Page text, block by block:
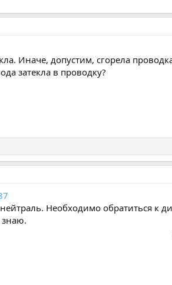
Иначе, допустим, сгорела
затекла в проводку?
Необходимо обратиться к
знаю.